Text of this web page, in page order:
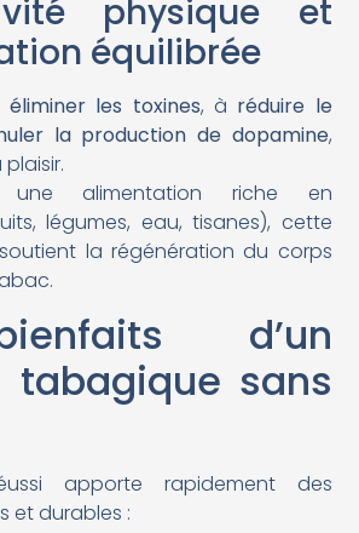
physique et
équilibrée
éliminer les toxines, à réduire le
la production de dopamine,
alimentation riche en
légumes, eau, tisanes), cette
la régénération du corps
d’un
tabagique sans
apporte rapidement des
et durables :